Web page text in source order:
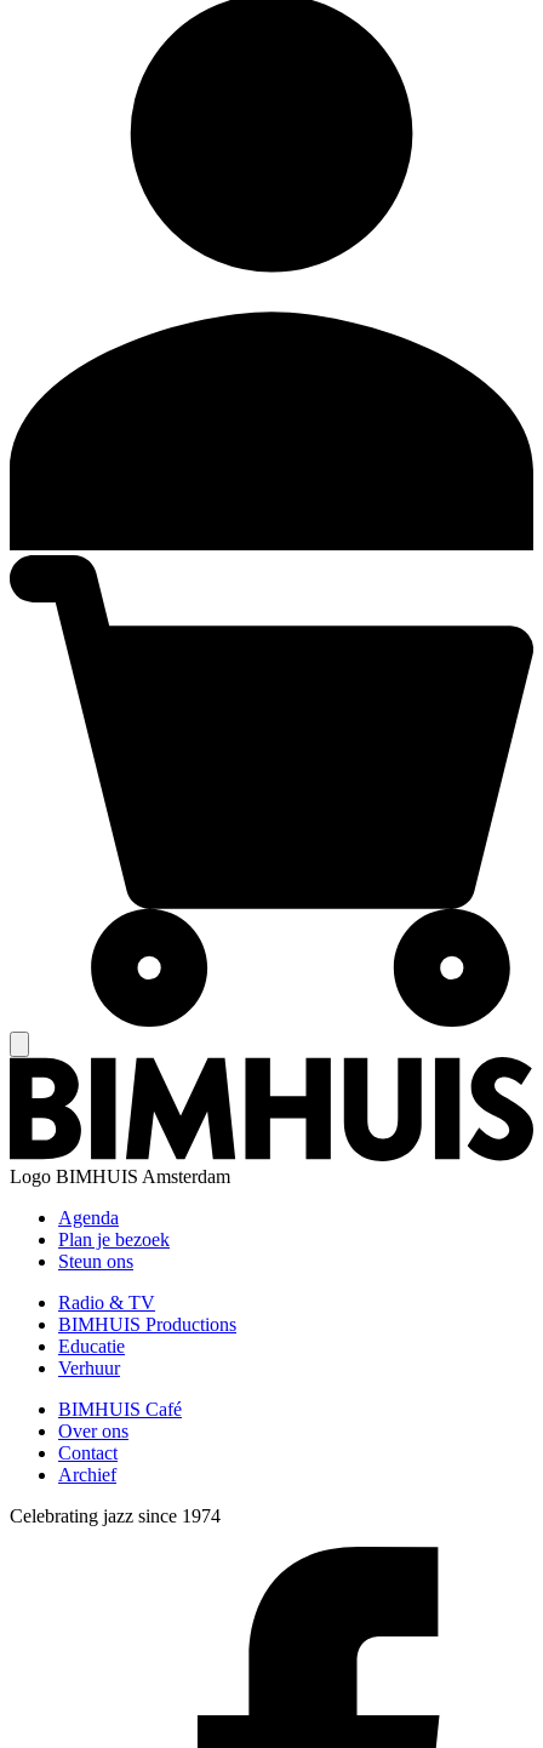
Logo BIMHUIS Amsterdam
Agenda
Plan je bezoek
Steun ons
Radio & TV
BIMHUIS Productions
Educatie
Verhuur
BIMHUIS Café
Over ons
Contact
Archief
Celebrating jazz since 1974